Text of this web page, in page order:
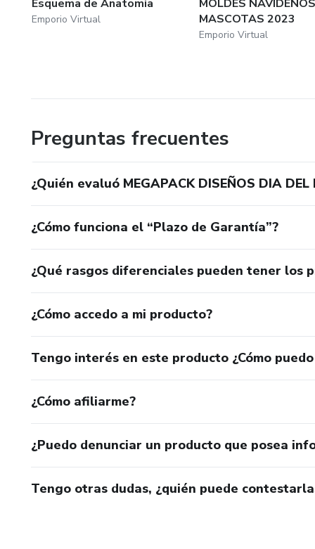
Esquema de Anatomia
Emporio Virtual
MOLDES NAVIDEÑOS
MASCOTAS 2023
Emporio Virtual
Preguntas frecuentes
¿Quién evaluó MEGAPACK DISEÑOS DIA DEL
¿Cómo funciona el “Plazo de Garantía”?
¿Qué rasgos diferenciales pueden tener los
¿Cómo accedo a mi producto?
Tengo interés en este producto ¿Cómo
¿Cómo afiliarme?
¿Puedo denunciar un producto que posea
Tengo otras dudas, ¿quién puede